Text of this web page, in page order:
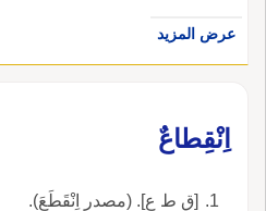
عرض المزيد
اِنْقِطاعٌ
[ق ط ع]. (مصدر اِنْقَطَعَ).